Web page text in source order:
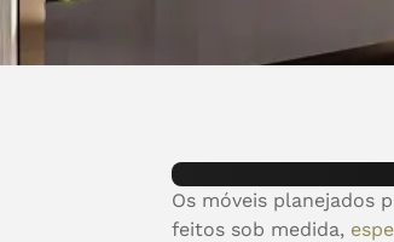
Os móveis planejados
feitos sob medida,